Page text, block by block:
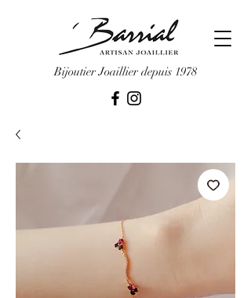
Bijoutier Joaillier depuis 1978